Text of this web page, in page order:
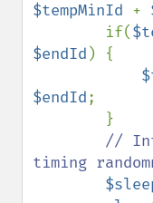
$tempMinId +
        if(
$endId ) {
$endId;
//
timing